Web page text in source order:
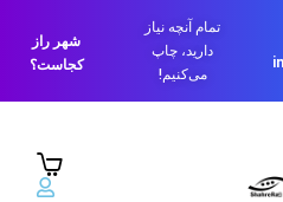
تمام آنچه نیاز
دارید، چاپ
می‌کنیم!
شهر راز
کجاست؟